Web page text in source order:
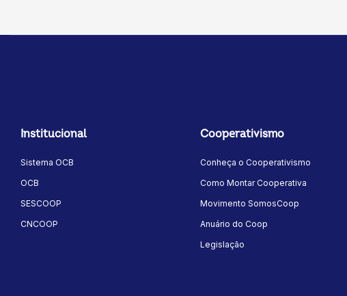
Institucional
Sistema OCB
OCB
SESCOOP
CNCOOP
Cooperativismo
Conheça o Cooperativismo
Como Montar Cooperativa
Movimento SomosCoop
Anuário do Coop
Legislação